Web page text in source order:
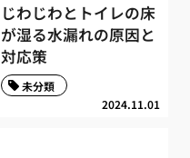
じわじわとトイレの床
が湿る水漏れの原因と
対応策
2024.11.01
未分類